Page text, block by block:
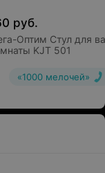
руб.
Оптим Стул для
KJT 501
«1000 мелочей»